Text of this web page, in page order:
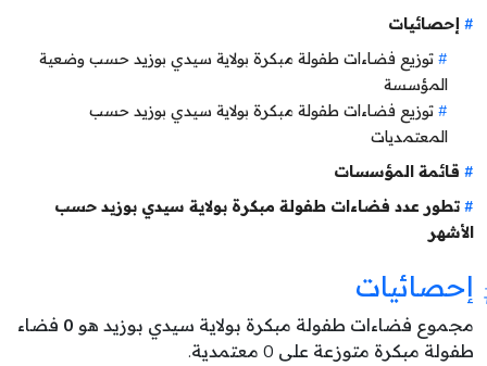
إحصائيات
توزيع فضاءات طفولة مبكرة بولاية سيدي بوزيد حسب وضعية
المؤسسة
توزيع فضاءات طفولة مبكرة بولاية سيدي بوزيد حسب
المعتمديات
قائمة المؤسسات
تطور عدد فضاءات طفولة مبكرة بولاية سيدي بوزيد حسب
الأشهر
إحصائيات
مجموع فضاءات طفولة مبكرة بولاية سيدي بوزيد هو 0 فضاء
طفولة مبكرة متوزعة على 0 معتمدية.